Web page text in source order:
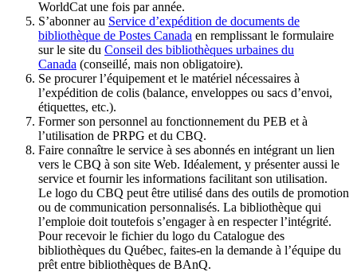
WorldCat une fois par année.
S’abonner au Service d’expédition de documents de
bibliothèque de Postes Canada en remplissant le formulaire
sur le site du Conseil des bibliothèques urbaines du
Canada (conseillé, mais non obligatoire).
Se procurer l’équipement et le matériel nécessaires à
l’expédition de colis (balance, enveloppes ou sacs d’envoi,
étiquettes, etc.).
Former son personnel au fonctionnement du PEB et à
l’utilisation de PRPG et du CBQ.
Faire connaître le service à ses abonnés en intégrant un lien
vers le CBQ à son site Web. Idéalement, y présenter aussi le
service et fournir les informations facilitant son utilisation.
Le logo du CBQ peut être utilisé dans des outils de promotion
ou de communication personnalisés. La bibliothèque qui
l’emploie doit toutefois s’engager à en respecter l’intégrité.
Pour recevoir le fichier du logo du Catalogue des
bibliothèques du Québec, faites-en la demande à l’équipe du
prêt entre bibliothèques de BAnQ.